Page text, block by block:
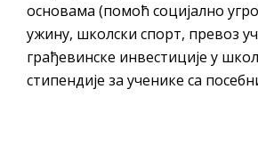
основама (помоћ социјално
ужину, школски спорт, превоз
грађевинске инвестиције у
стипендије за ученике са